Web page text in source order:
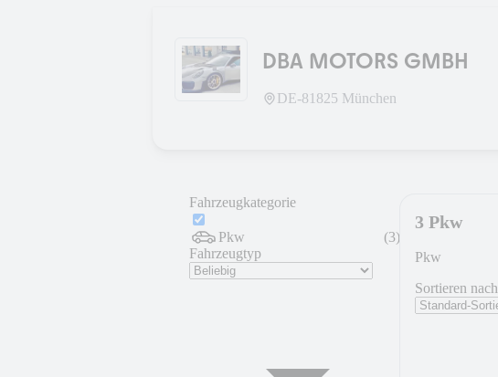
DBA MOTORS GMBH
DE-81825 München
Fahrzeugkategorie
Pkw (3)
Fahrzeugtyp
3 Pkw
Pkw
Sortieren nach